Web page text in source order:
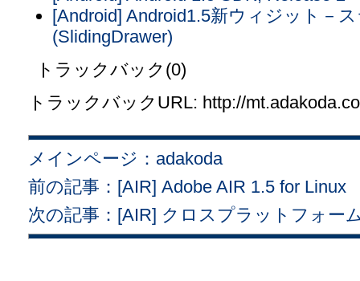
[Android] Android1.5新ウィジット－
(SlidingDrawer)
トラックバック(0)
トラックバックURL: http://
メインページ：adakoda
前の記事：[AIR] Adobe AIR 1.5 for Linux
次の記事：[AIR] クロスプラットフォー